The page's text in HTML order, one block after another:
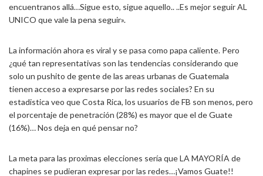
encuentranos allá…Sigue esto, sigue aquello.. ..Es mejor seguir AL
UNICO que vale la pena seguir».
La información ahora es viral y se pasa como papa caliente. Pero
¿qué tan representativas son las tendencias considerando que
solo un pushito de gente de las areas urbanas de Guatemala
tienen acceso a expresarse por las redes sociales? En su
estadistica veo que Costa Rica, los usuarios de FB son menos, pero
el porcentaje de penetración (28%) es mayor que el de Guate
(16%)… Nos deja en qué pensar no?
La meta para las proximas elecciones sería que LA MAYORÍA de
chapines se pudieran expresar por las redes…¡Vamos Guate!!